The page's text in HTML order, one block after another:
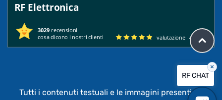
RF Elettronica
3029 recensioni
cosa dicono i nostri clienti
valutazione 4.95 / 5
Tutti i contenuti testuali e le immagini presenti su
RF CHAT
×